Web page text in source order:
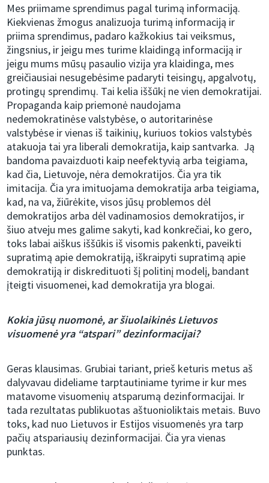
Mes priimame sprendimus pagal turimą informaciją.
Kiekvienas žmogus analizuoja turimą informaciją ir
priima sprendimus, padaro kažkokius tai veiksmus,
žingsnius, ir jeigu mes turime klaidingą informaciją ir
jeigu mums mūsų pasaulio vizija yra klaidinga, mes
greičiausiai nesugebėsime padaryti teisingų, apgalvotų,
protingų sprendimų. Tai kelia iššūkį ne vien demokratijai.
Propaganda kaip priemonė naudojama
nedemokratinėse valstybėse, o autoritarinėse
valstybėse ir vienas iš taikinių, kuriuos tokios valstybės
atakuoja tai yra liberali demokratija, kaip santvarka. Ją
bandoma pavaizduoti kaip neefektyvią arba teigiama,
kad čia, Lietuvoje, nėra demokratijos. Čia yra tik
imitacija. Čia yra imituojama demokratija arba teigiama,
kad, na va, žiūrėkite, visos jūsų problemos dėl
demokratijos arba dėl vadinamosios demokratijos, ir
šiuo atveju mes galime sakyti, kad konkrečiai, ko gero,
toks labai aiškus iššūkis iš visomis pakenkti, paveikti
supratimą apie demokratiją, iškraipyti supratimą apie
demokratiją ir diskredituoti šį politinį modelį, bandant
įteigti visuomenei, kad demokratija yra blogai.
Kokia jūsų nuomonė, ar šiuolaikinės Lietuvos
visuomenė yra “atspari” dezinformacijai?
Geras klausimas. Grubiai tariant, prieš keturis metus aš
dalyvavau dideliame tarptautiniame tyrime ir kur mes
matavome visuomenių atsparumą dezinformacijai. Ir
tada rezultatas publikuotas aštuonioliktais metais. Buvo
toks, kad nuo Lietuvos ir Estijos visuomenės yra tarp
pačių atspariausių dezinformacijai. Čia yra vienas
punktas.